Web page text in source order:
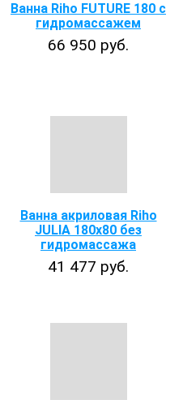
Ванна Riho FUTURE 180 с
гидромассажем
66 950 руб.
Ванна акриловая Riho
JULIA 180x80 без
гидромассажа
41 477 руб.